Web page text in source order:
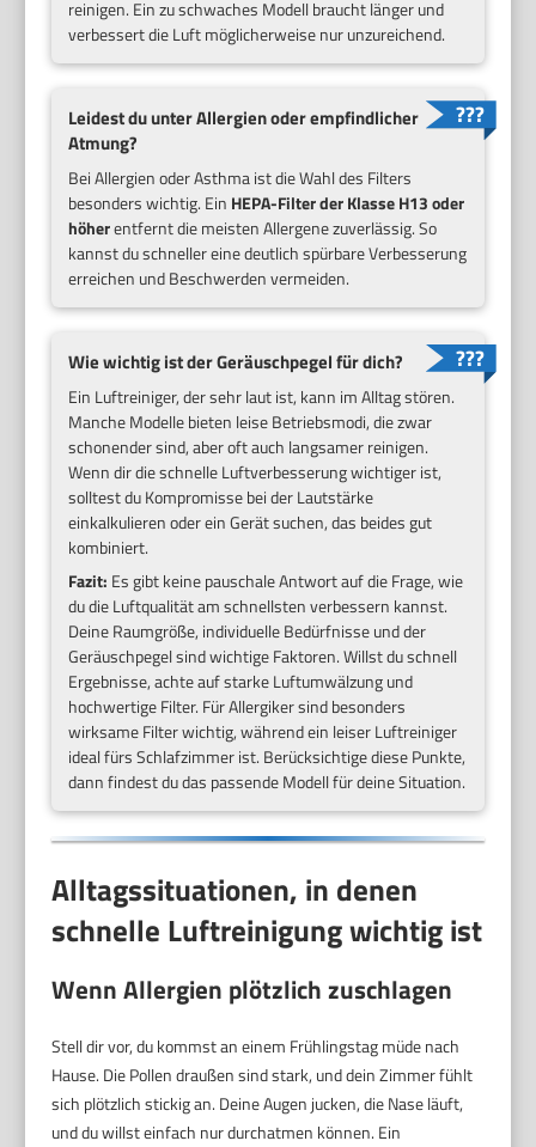
reinigen. Ein zu schwaches Modell braucht länger und
verbessert die Luft möglicherweise nur unzureichend.
Leidest du unter Allergien oder empfindlicher
Atmung?
Bei Allergien oder Asthma ist die Wahl des Filters
besonders wichtig. Ein HEPA-Filter der Klasse H13 oder
höherentfernt die meisten Allergene zuverlässig. So
kannst du schneller eine deutlich spürbare Verbesserung
erreichen und Beschwerden vermeiden.
Wie wichtig ist der Geräuschpegel für dich?
Ein Luftreiniger, der sehr laut ist, kann im Alltag stören.
Manche Modelle bieten leise Betriebsmodi, die zwar
schonender sind, aber oft auch langsamer reinigen.
Wenn dir die schnelle Luftverbesserung wichtiger ist,
solltest du Kompromisse bei der Lautstärke
einkalkulieren oder ein Gerät suchen, das beides gut
kombiniert.
Fazit: Es gibt keine pauschale Antwort auf die Frage, wie
du die Luftqualität am schnellsten verbessern kannst.
Deine Raumgröße, individuelle Bedürfnisse und der
Geräuschpegel sind wichtige Faktoren. Willst du schnell
Ergebnisse, achte auf starke Luftumwälzung und
hochwertige Filter. Für Allergiker sind besonders
wirksame Filter wichtig, während ein leiser Luftreiniger
ideal fürs Schlafzimmer ist. Berücksichtige diese Punkte,
dann findest du das passende Modell für deine Situation.
Alltagssituationen, in denen
schnelle Luftreinigung wichtig ist
Wenn Allergien plötzlich zuschlagen
Stell dir vor, du kommst an einem Frühlingstag müde nach
Hause. Die Pollen draußen sind stark, und dein Zimmer fühlt
sich plötzlich stickig an. Deine Augen jucken, die Nase läuft,
und du willst einfach nur durchatmen können. Ein